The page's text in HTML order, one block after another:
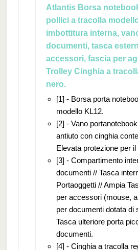
Atlantis Borsa
pollici a tracolla
imbottitura interna,
documenti, tasca
accessori, fascia per
Trolley Cinghia a
nero.
[1] - Borsa porta
modello KL12.
[2] - Vano
antiuto con cinghia
Elevata protezione per il
[3] - Compartimento
documenti // Tasca
Portaoggetti // Ampia
per accessori (mouse,
per documenti dotata di
Tasca ulteriore porta
documenti.
[4] - Cinghia a tracolla